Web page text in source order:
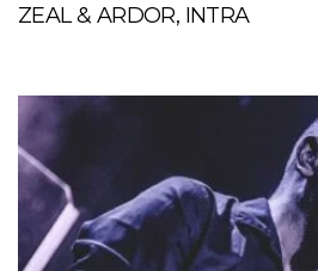
ZEAL & ARDOR, INTRA